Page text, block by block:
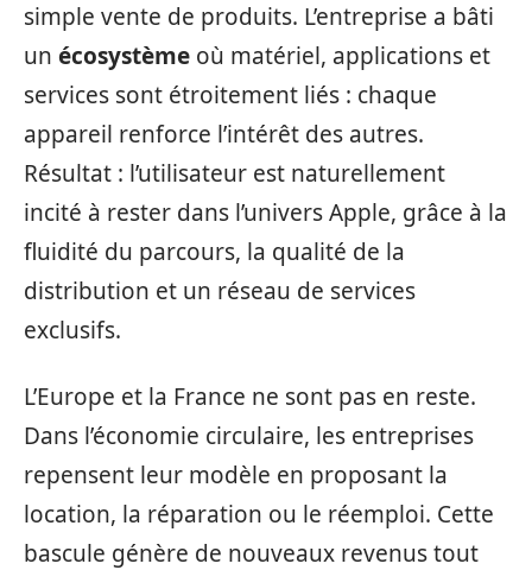
simple vente de produits. L’entreprise a bâti
un écosystème où matériel, applications et
services sont étroitement liés : chaque
appareil renforce l’intérêt des autres.
Résultat : l’utilisateur est naturellement
incité à rester dans l’univers Apple, grâce à la
fluidité du parcours, la qualité de la
distribution et un réseau de services
exclusifs.
L’Europe et la France ne sont pas en reste.
Dans l’économie circulaire, les entreprises
repensent leur modèle en proposant la
location, la réparation ou le réemploi. Cette
bascule génère de nouveaux revenus tout